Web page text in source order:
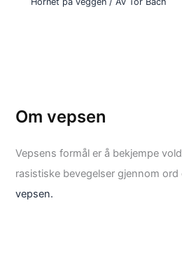
Om vepsen
Vepsens formål er å bekjempe
rasistiske bevegelser gjennom ord
vepsen.